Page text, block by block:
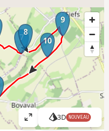
78
9
10
A
3D NOUVEAU